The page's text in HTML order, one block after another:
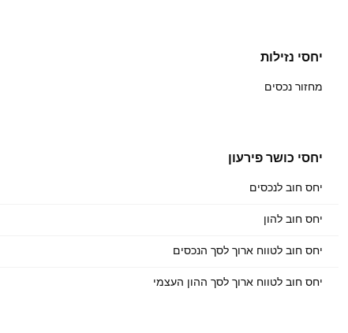
יחסי נזילות
מחזור נכסים
יחסי כושר פירעון
יחס חוב לנכסים
יחס חוב להון
יחס חוב לטווח ארוך לסך הנכסים
יחס חוב לטווח ארוך לסך ההון העצמי